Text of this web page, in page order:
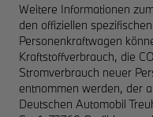
Weitere Informationen
den offiziellen
Personenkraftwagen
Kraftstoffverbrauch, die
Stromverbrauch neuer
entnommen werden, der
Deutschen Automobil